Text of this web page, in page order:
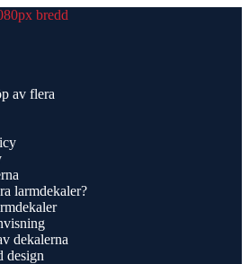
av flera
larmdekaler?
dekalerna
design